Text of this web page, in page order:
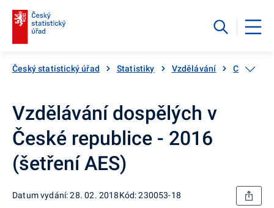
Český statistický úřad Statistiky Vzdělávání
Vzdělávání dospělých v
České republice - 2016
(šetření AES)
Datum vydání: 28. 02. 2018Kód: 230053-18